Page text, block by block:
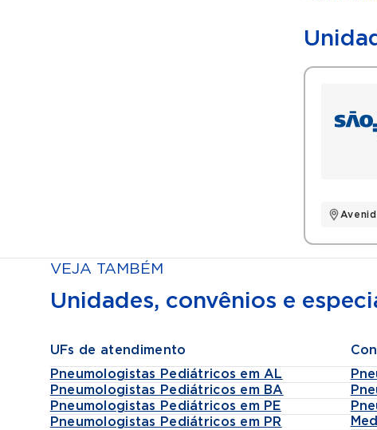
VEJA TAMBÉM
Unidades, convênios e
UFs de atendimento
Pneumologistas Pediátricos em AL
Pneumologistas Pediátricos em BA
Pneumologistas Pediátricos em PE
Pneumologistas Pediátricos em PR